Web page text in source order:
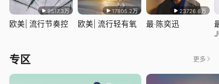
9517.3万
欧美| 流行节奏控
17805.2万
欧美| 流行轻有氧
23726.6万
最·陈奕迅
专区 更多